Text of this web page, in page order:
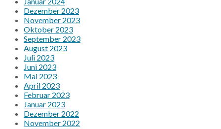
Dezember 2023
November 2023
Oktober 2023
September 2023
August 2023
Juli 2023
Juni 2023
Mai 2023
April 2023
Februar 2023
Januar 2023
Dezember 2022
November 2022